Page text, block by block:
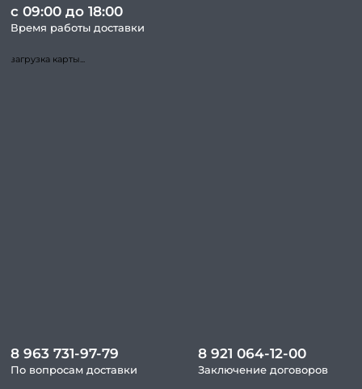
с 09:00 до 18:00
Время работы доставки
загрузка карты...
8 963 731-97-79
По вопросам доставки
8 921 064-12-00
Заключение договоров